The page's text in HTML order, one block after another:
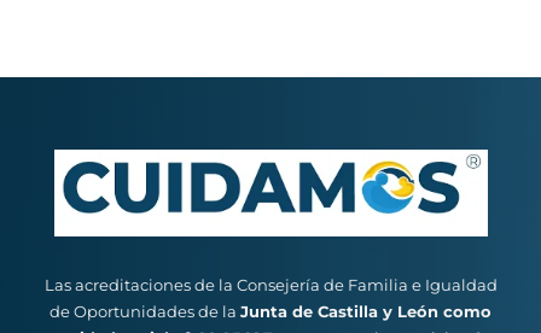
Las acreditaciones de la Consejería de Familia e Igualdad
de Oportunidades de la Junta de Castilla y León como